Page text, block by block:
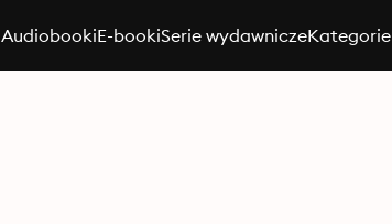
AudiobookiE-bookiSerie wydawniczeKategorie